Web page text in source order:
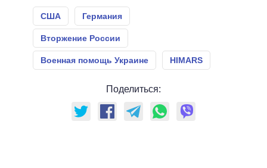
США Германия
Вторжение России
Военная помощь Украине HIMARS
Поделиться: